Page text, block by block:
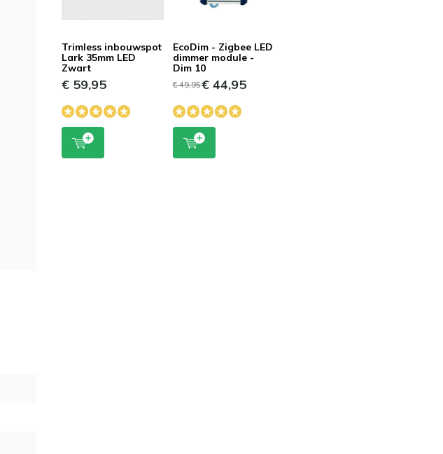
Trimless inbouwspot
Lark 35mm LED
Zwart
€ 59,95
EcoDim - Zigbee LED
dimmer module -
Dim 10
€ 49,95€ 44,95